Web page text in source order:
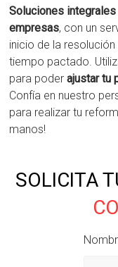
Soluciones
empresas, con un
inicio de la
tiempo pactado.
para poderajustar tu
Confía en nuestro
para realizar tu
manos!
SOLICITA